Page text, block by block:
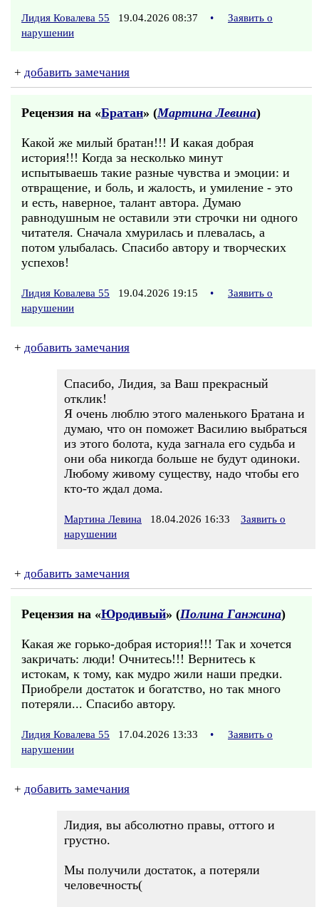
Лидия Ковалева 55 19.04.2026 08:37 •
Заявить о
нарушении
+ добавить замечания
Рецензия на «Братан» (Мартина Левина)
Какой же милый братан!!! И какая добрая
история!!! Когда за несколько минут
испытываешь такие разные чувства и эмоции: и
отвращение, и боль, и жалость, и умиление - это
и есть, наверное, талант автора. Думаю
равнодушным не оставили эти строчки ни одного
читателя. Сначала хмурилась и плевалась, а
потом улыбалась. Спасибо автору и творческих
успехов!
Лидия Ковалева 55 19.04.2026 19:15 •
Заявить о
нарушении
+ добавить замечания
Спасибо, Лидия, за Ваш прекрасный
отклик!
Я очень люблю этого маленького Братана и
думаю, что он поможет Василию выбраться
из этого болота, куда загнала его судьба и
они оба никогда больше не будут одиноки.
Любому живому существу, надо чтобы его
кто-то ждал дома.
Мартина Левина 18.04.2026 16:33
Заявить о
нарушении
+ добавить замечания
Рецензия на «Юродивый» (Полина Ганжина)
Какая же горько-добрая история!!! Так и хочется
закричать: люди! Очнитесь!!! Вернитесь к
истокам, к тому, как мудро жили наши предки.
Приобрели достаток и богатство, но так много
потеряли... Спасибо автору.
Лидия Ковалева 55 17.04.2026 13:33 •
Заявить о
нарушении
+ добавить замечания
Лидия, вы абсолютно правы, оттого и
грустно.
Мы получили достаток, а потеряли
человечность(